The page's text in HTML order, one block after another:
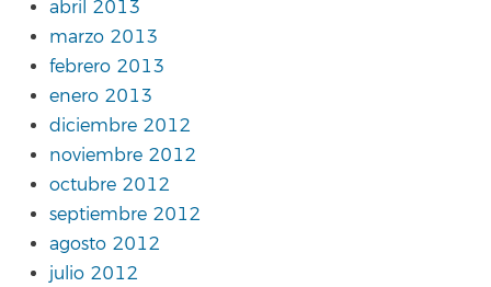
abril 2013
marzo 2013
febrero 2013
enero 2013
diciembre 2012
noviembre 2012
octubre 2012
septiembre 2012
agosto 2012
julio 2012